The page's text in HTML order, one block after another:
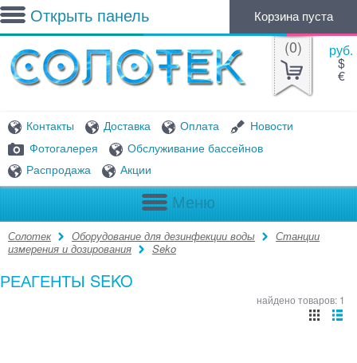
Открыть панель Корзина пуста
(0) руб.
$
€
Контакты Доставка Оплата
Новости
Фотогалерея
Обслуживание бассейнов
Распродажа
Акции
Меню
Солотек Оборудование для дезинфекции воды
Станции
измерения и дозирования
Seko
РЕАГЕНТЫ SEKO
найдено товаров: 1